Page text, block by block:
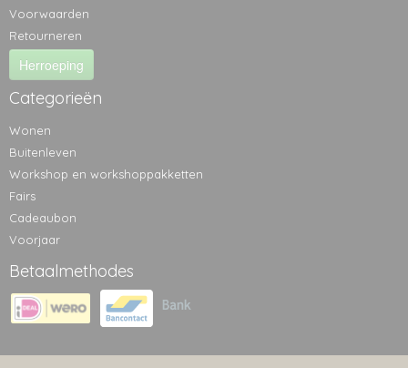
Voorwaarden
Retourneren
Herroeping
Categorieën
Wonen
Buitenleven
Workshop en workshoppakketten
Fairs
Cadeaubon
Voorjaar
Betaalmethodes